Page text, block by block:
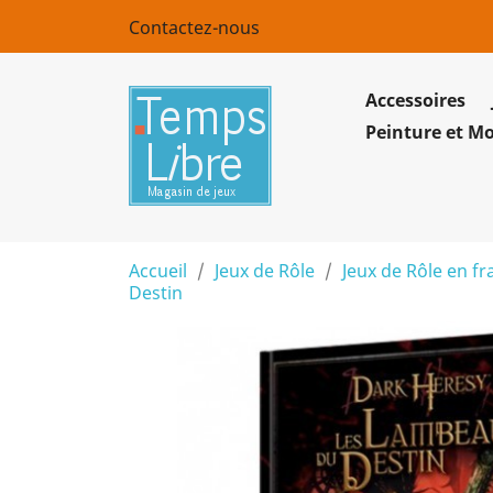
Contactez-nous
Accessoires
Peinture et
Accueil Jeux de Rôle
Jeux de Rôle en
Destin